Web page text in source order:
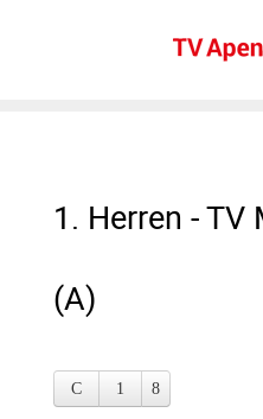
1. Herren - TV
(A)